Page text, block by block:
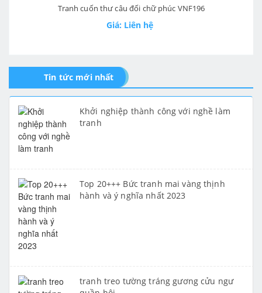
Tranh cuốn thư câu đối chữ phúc VNF196
Giá: Liên hệ
Tin tức mới nhất
Khởi nghiệp thành công với nghề làm
tranh
Top 20+++ Bức tranh mai vàng thịnh
hành và ý nghĩa nhất 2023
tranh treo tường tráng gương cửu ngư